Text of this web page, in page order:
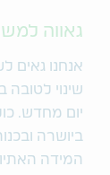
גאווה
אנחנו גאים
שינוי
יום מחדש.
ביושרה
המידה